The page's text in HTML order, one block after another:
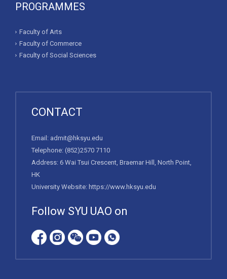
PROGRAMMES
Faculty of Arts
Faculty of Commerce
Faculty of Social Sciences
CONTACT
Email: admit@hksyu.edu
Telephone: (852)2570 7110
Address: 6 Wai Tsui Crescent, Braemar Hill, North Point,
HK
University Website: https://www.hksyu.edu
Follow SYU UAO on